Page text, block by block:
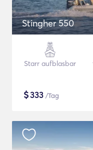
Stingher 550
Starr aufblasbar
$333 /Tag